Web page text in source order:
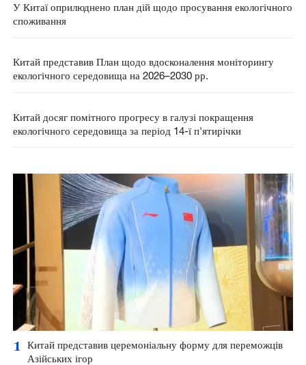
У Китаї оприлюднено план дій щодо просування екологічного
споживання
Китай представив План щодо вдосконалення моніторингу
екологічного середовища на 2026–2030 рр.
Китай досяг помітного прогресу в галузі покращення
екологічного середовища за період 14-ї п'ятирічки
1
Китай представив церемоніальну форму для переможців
Азійських ігор